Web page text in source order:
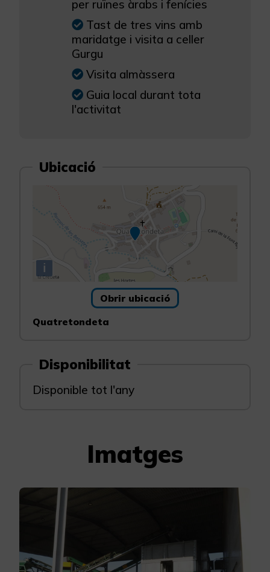
per ruïnes àrabs i fenícies
Tast de tres vins amb
maridatge i visita a celler
Gurgu
Visita almàssera
Guia local durant tota
l'activitat
Ubicació
i
Obrir ubicació
Quatretondeta
Disponibilitat
Disponible tot l'any
Imatges